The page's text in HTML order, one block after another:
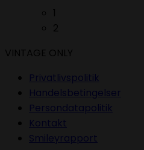
1
2
VINTAGE ONLY
Privatlivspolitik
Handelsbetingelser
Persondatapolitik
Kontakt
Smileyrapport